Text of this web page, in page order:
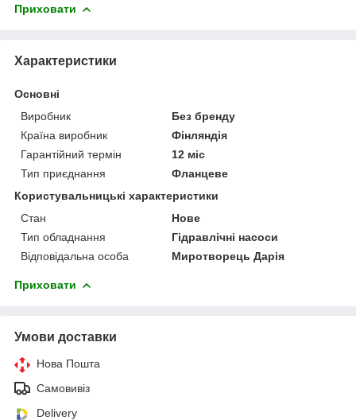
Приховати
Характеристики
Основні
Виробник
Без бренду
Країна виробник
Фінляндія
Гарантійний термін
12 міс
Тип приєднання
Фланцеве
Користувальницькі характеристики
Стан
Нове
Тип обладнання
Гідравлічні насоси
Відповідальна особа
Миротворець Дарія
Приховати
Умови доставки
Нова Пошта
Самовивіз
Delivery